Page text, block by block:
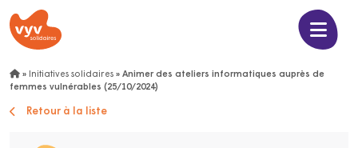
» Initiatives solidaires » Animer des ateliers informatiques auprès de
femmes vulnérables (25/10/2024)
Retour à la liste